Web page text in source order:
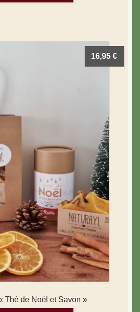
Thé de Noël et Savon »
16,95€